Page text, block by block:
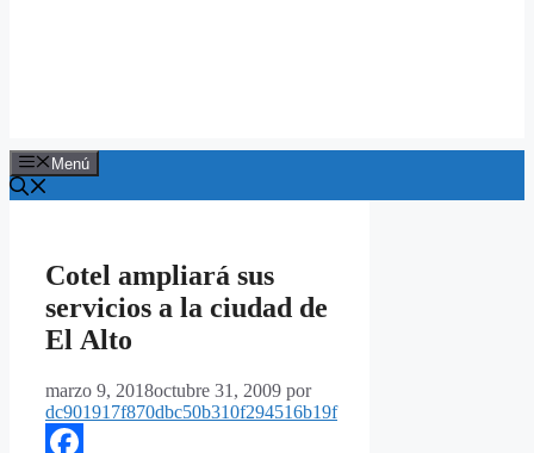
Menú
Cotel ampliará sus
servicios a la ciudad de
El Alto
marzo 9, 2018octubre 31, 2009 por
dc901917f870dbc50b310f294516b19f